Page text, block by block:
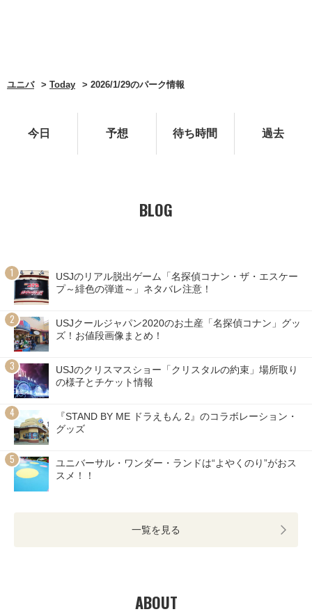
ユニバ Today 2026/1/29のパーク情報
今日 予想 待ち時間 過去
BLOG
USJのリアル脱出ゲーム「名探偵コナン・ザ・エスケー
プ～緋色の弾道～」ネタバレ注意！
USJクールジャパン2020のお土産「名探偵コナン」グッ
ズ！お値段画像まとめ！
USJのクリスマスショー「クリスタルの約束」場所取り
の様子とチケット情報
『STAND BY ME ドラえもん 2』のコラボレーション・
グッズ
ユニバーサル・ワンダー・ランドは“よやくのり”がおス
スメ！！
一覧を見る
ABOUT